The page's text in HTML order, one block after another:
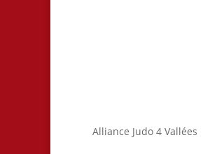
Alliance Judo 4 Vallées